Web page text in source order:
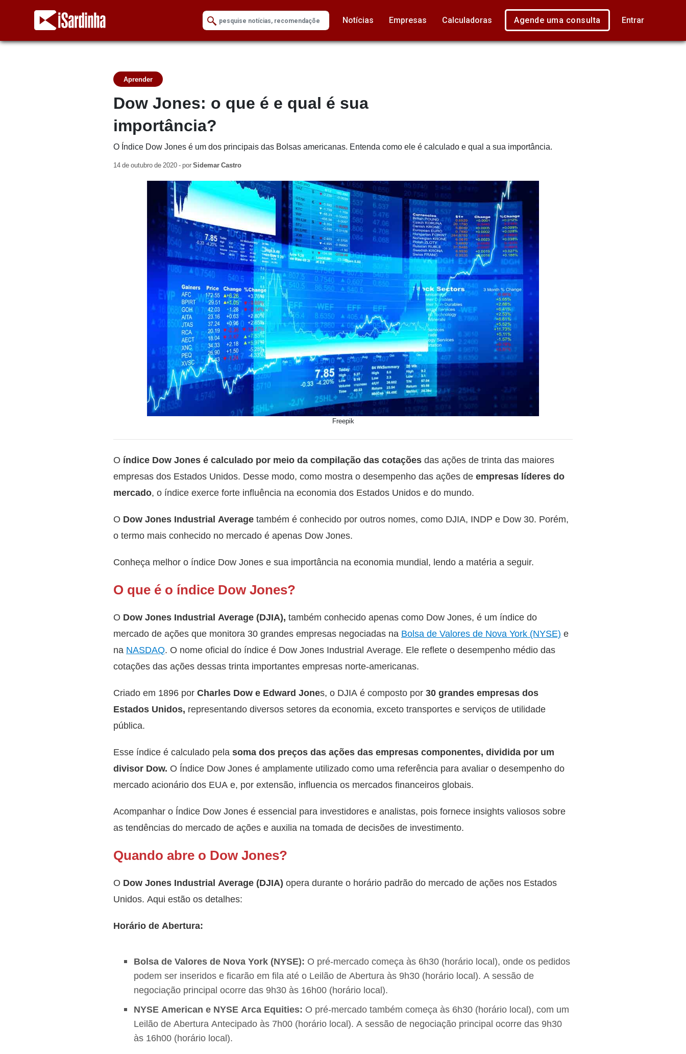
Notícias Empresas Calculadoras Agende uma consulta Entrar
Aprender
Dow Jones: o que é e qual é sua
importância?
O Índice Dow Jones é um dos principais das Bolsas americanas. Entenda como ele é calculado e qual a sua importância.
14 de outubro de 2020 - porSidemar Castro
Freepik
O índice Dow Jones é calculado por meio da compilação das cotações das ações de trinta das maiores
empresas dos Estados Unidos. Desse modo, como mostra o desempenho das ações de empresas líderes do
mercado, o índice exerce forte influência na economia dos Estados Unidos e do mundo.
O Dow Jones Industrial Average também é conhecido por outros nomes, como DJIA, INDP e Dow 30. Porém,
o termo mais conhecido no mercado é apenas Dow Jones.
Conheça melhor o índice Dow Jones e sua importância na economia mundial, lendo a matéria a seguir.
O que é o índice Dow Jones?
O Dow Jones Industrial Average (DJIA), também conhecido apenas como Dow Jones, é um índice do
mercado de ações que monitora 30 grandes empresas negociadas na Bolsa de Valores de Nova York (NYSE) e
na NASDAQ. O nome oficial do índice é Dow Jones Industrial Average. Ele reflete o desempenho médio das
cotações das ações dessas trinta importantes empresas norte-americanas.
Criado em 1896 por Charles Dow e Edward Jones, o DJIA é composto por 30 grandes empresas dos
Estados Unidos, representando diversos setores da economia, exceto transportes e serviços de utilidade
pública.
Esse índice é calculado pela soma dos preços das ações das empresas componentes, dividida por um
divisor Dow. O Índice Dow Jones é amplamente utilizado como uma referência para avaliar o desempenho do
mercado acionário dos EUA e, por extensão, influencia os mercados financeiros globais.
Acompanhar o Índice Dow Jones é essencial para investidores e analistas, pois fornece insights valiosos sobre
as tendências do mercado de ações e auxilia na tomada de decisões de investimento.
Quando abre o Dow Jones?
O Dow Jones Industrial Average (DJIA) opera durante o horário padrão do mercado de ações nos Estados
Unidos. Aqui estão os detalhes:
Horário de Abertura:
Bolsa de Valores de Nova York (NYSE): O pré-mercado começa às 6h30 (horário local), onde os pedidos
podem ser inseridos e ficarão em fila até o Leilão de Abertura às 9h30 (horário local). A sessão de
negociação principal ocorre das 9h30 às 16h00 (horário local).
NYSE American e NYSE Arca Equities: O pré-mercado também começa às 6h30 (horário local), com um
Leilão de Abertura Antecipado às 7h00 (horário local). A sessão de negociação principal ocorre das 9h30
às 16h00 (horário local).